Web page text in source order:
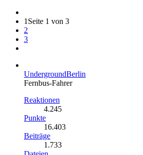
1 Seite 1 von 3
2
3
UndergroundBerlin
Fernbus-Fahrer
Reaktionen
4.245
Punkte
16.403
Beiträge
1.733